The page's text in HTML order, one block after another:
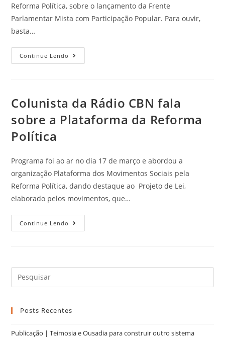
Reforma Política, sobre o lançamento da Frente
Parlamentar Mista com Participação Popular. Para ouvir,
basta…
Continue Lendo
Colunista da Rádio CBN fala
sobre a Plataforma da Reforma
Política
Programa foi ao ar no dia 17 de março e abordou a
organização Plataforma dos Movimentos Sociais pela
Reforma Política, dando destaque ao Projeto de Lei,
elaborado pelos movimentos, que…
Continue Lendo
Posts Recentes
Publicação | Teimosia e Ousadia para construir outro sistema